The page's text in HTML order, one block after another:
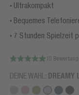
Ultrakompakt
Bequemes
7 Stunden Spielzeit
10
DEINE WAHL: DREAMY